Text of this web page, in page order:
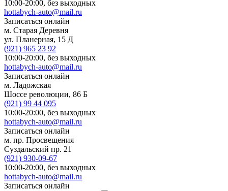
10:00-20:00, без выходных
hottabych-auto@mail.ru
Записаться онлайн
м. Старая Деревня
ул. Планерная, 15 Д
(921) 965 23 92
10:00-20:00, без выходных
hottabych-auto@mail.ru
Записаться онлайн
м. Ладожская
Шоссе революции, 86 Б
(921) 99 44 095
10:00-20:00, без выходных
hottabych-auto@mail.ru
Записаться онлайн
м. пр. Просвещения
Суздальский пр. 21
(921) 930-09-67
10:00-20:00, без выходных
hottabych-auto@mail.ru
Записаться онлайн